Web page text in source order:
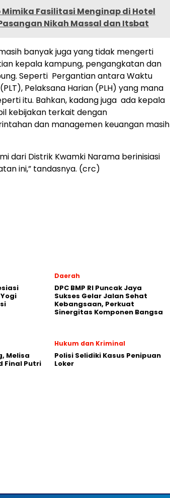
Mimika Fasilitasi Menginap di Hotel
Nikah Massal dan Itsbat
banyak juga yang tidak mengerti
kepala kampung, pengangkatan dan
Seperti Pergantian antara Waktu
Pelaksana Harian (PLH) yang mana
itu. Bahkan, kadang juga ada kepala
kebijakan terkait dengan
dan managemen keuangan masih
dari Distrik Kwamki Narama berinisiasi
ini,” tandasnya. (crc)
Daerah
DPC BMP RI Puncak Jaya
Sukses Gelar Jalan Sehat
Kebangsaan, Perkuat
Sinergitas Komponen Bangsa
Melisa
Final Putri
Hukum dan Kriminal
Polisi Selidiki Kasus Penipuan
Loker